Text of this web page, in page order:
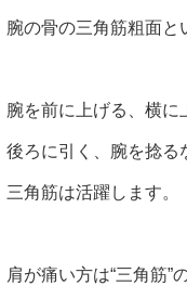
腕の骨の三角筋粗面と
腕を前に上げる、横に
後ろに引く、腕を捻る
三角筋は活躍します。
肩が痛い方は“三角筋”